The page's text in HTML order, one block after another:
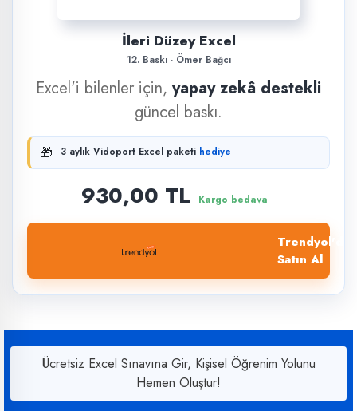
İleri Düzey Excel
12. Baskı · Ömer Bağcı
Excel'i bilenler için, yapay zekâ destekli
güncel baskı.
🎁 3 aylık Vidoport Excel paketi hediye
930,00 TL Kargo bedava
Trendyol'dan
Satın Al
Ücretsiz Excel Sınavına Gir, Kişisel Öğrenim Yolunu
Hemen Oluştur!